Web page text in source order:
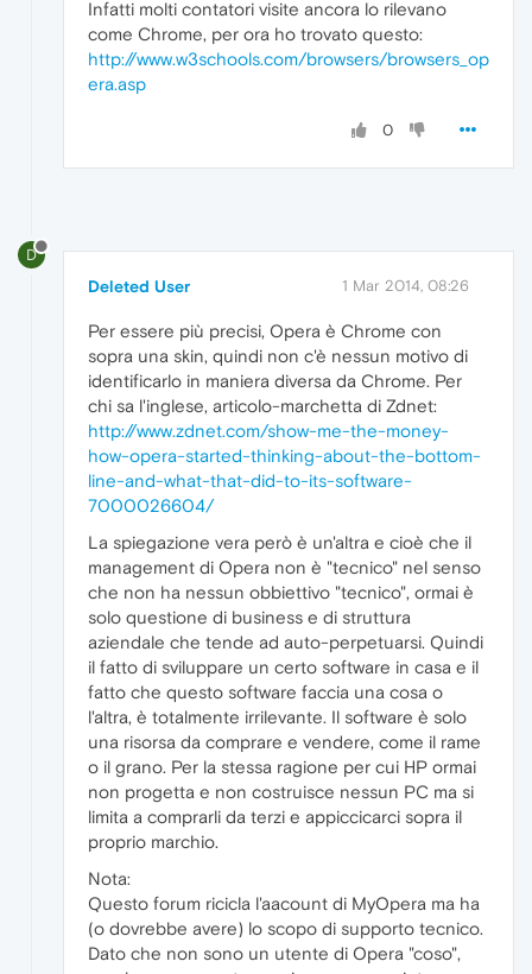
Infatti molti contatori visite ancora lo rilevano
come Chrome, per ora ho trovato questo:
http://www.w3schools.com/browsers/browsers_op
era.asp
0
D
Deleted User 1 Mar 2014, 08:26
Per essere più precisi, Opera è Chrome con
sopra una skin, quindi non c'è nessun motivo di
identificarlo in maniera diversa da Chrome. Per
chi sa l'inglese, articolo-marchetta di Zdnet:
http://www.zdnet.com/show-me-the-money-
how-opera-started-thinking-about-the-bottom-
line-and-what-that-did-to-its-software-
7000026604/
La spiegazione vera però è un'altra e cioè che il
management di Opera non è "tecnico" nel senso
che non ha nessun obbiettivo "tecnico", ormai è
solo questione di business e di struttura
aziendale che tende ad auto-perpetuarsi. Quindi
il fatto di sviluppare un certo software in casa e il
fatto che questo software faccia una cosa o
l'altra, è totalmente irrilevante. Il software è solo
una risorsa da comprare e vendere, come il rame
o il grano. Per la stessa ragione per cui HP ormai
non progetta e non costruisce nessun PC ma si
limita a comprarli da terzi e appiccicarci sopra il
proprio marchio.
Nota:
Questo forum ricicla l'aacount di MyOpera ma ha
(o dovrebbe avere) lo scopo di supporto tecnico.
Dato che non sono un utente di Opera "coso",